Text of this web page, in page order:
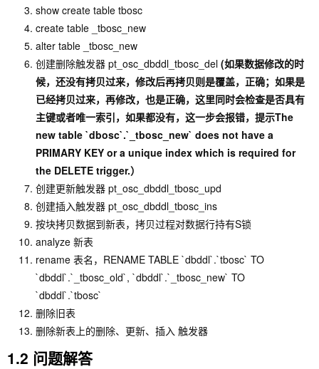
show create table tbosc
create table _tbosc_new
alter table _tbosc_new
创建删除触发器 pt_osc_dbddl_tbosc_del (如果数据修改的时
候，还没有拷贝过来，修改后再拷贝则是覆盖，正确；如果是
已经拷贝过来，再修改，也是正确，这里同时会检查是否具有
主键或者唯一索引，如果都没有，这一步会报错，提示The
new table `dbosc`.`_tbosc_new` does not have a
PRIMARY KEY or a unique index which is required for
the DELETE trigger.）
创建更新触发器 pt_osc_dbddl_tbosc_upd
创建插入触发器 pt_osc_dbddl_tbosc_ins
按块拷贝数据到新表，拷贝过程对数据行持有S锁
analyze 新表
rename 表名，RENAME TABLE `dbddl`.`tbosc` TO
`dbddl`.`_tbosc_old`, `dbddl`.`_tbosc_new` TO
`dbddl`.`tbosc`
删除旧表
删除新表上的删除、更新、插入 触发器
1.2 问题解答